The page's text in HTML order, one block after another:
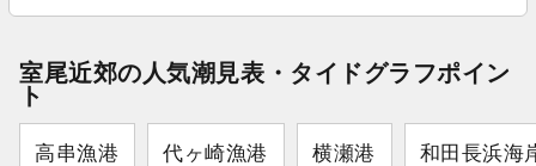
室尾近郊の人気潮見表・タイドグラフポイン
ト
高串漁港 代ヶ崎漁港 横瀬港 和田長浜海